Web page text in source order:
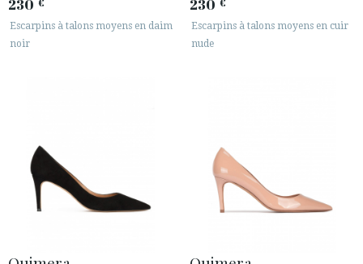
230 €
Escarpins à talons moyens en daim
noir
230 €
Escarpins à talons moyens en cuir
nude